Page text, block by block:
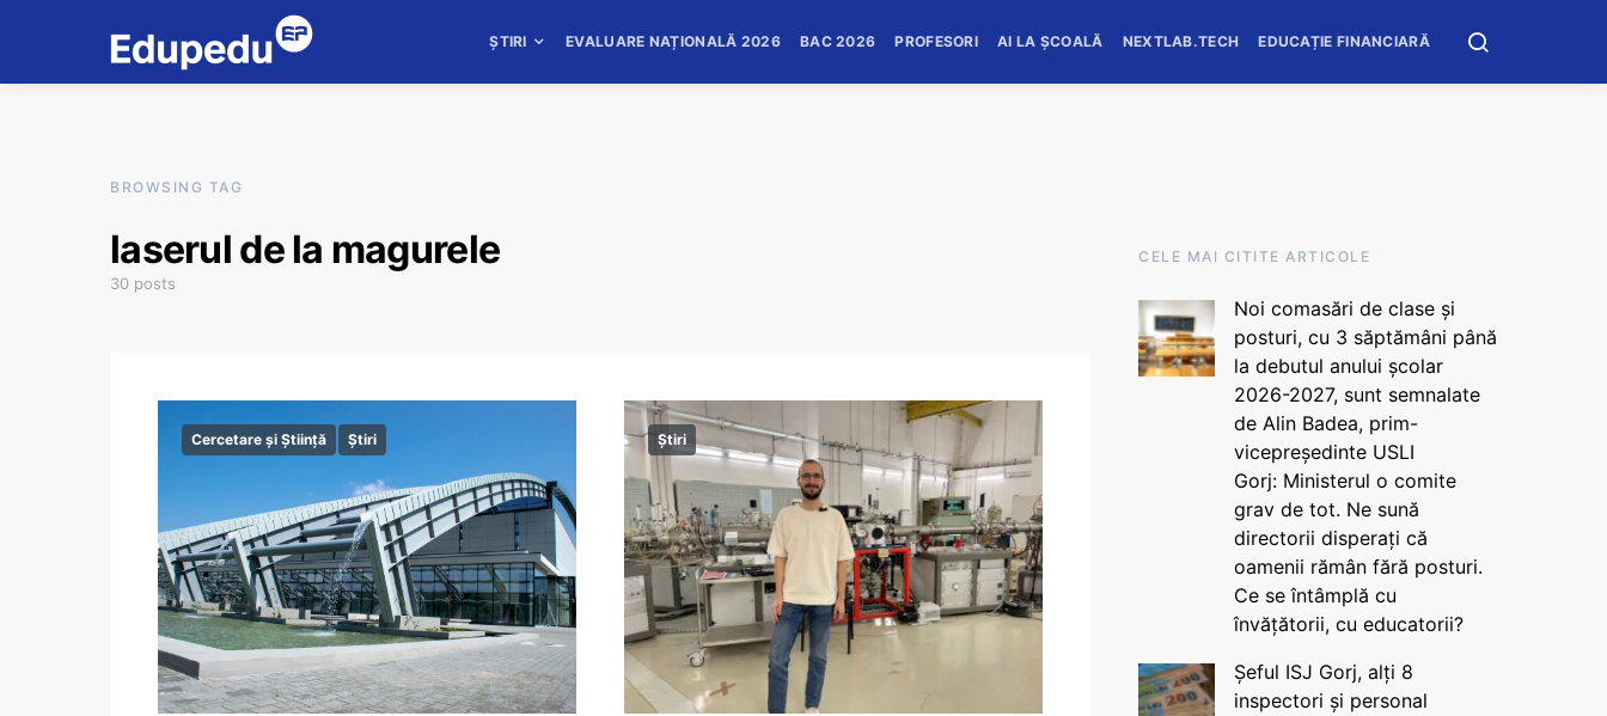
ȘTIRI EVALUARE NAȚIONALĂ 2026 BAC 2026 PROFESORI AI LA ȘCOALĂ NEXTLAB.TECH EDUCAȚIE FINANCIARĂ
BROWSING TAG
laserul de la magurele
30 posts
Cercetare și Știință Știri Știri
CELE MAI CITITE ARTICOLE
Noi comasări de clase și
posturi, cu 3 săptămâni până
la debutul anului școlar
2026-2027, sunt semnalate
de Alin Badea, prim-
vicepreședinte USLI
Gorj: Ministerul o comite
grav de tot. Ne sună
directorii disperați că
oamenii rămân fără posturi.
Ce se întâmplă cu
învățătorii, cu educatorii?
Șeful ISJ Gorj, alți 8
inspectori și personal